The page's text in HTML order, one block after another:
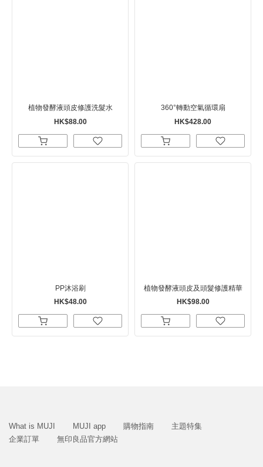
植物發酵液頭皮修護洗髮水
HK$88.00
360°轉動空氣循環扇
HK$428.00
PP沐浴刷
HK$48.00
植物發酵液頭皮及頭髮修護精華
HK$98.00
What is MUJI MUJI app 購物指南
主題特集
企業訂單
無印良品官方網站